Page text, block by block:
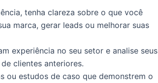
tenha clareza sobre o que você
marca, gerar leads ou melhorar suas
experiência no seu setor e analise seus
clientes anteriores.
ou estudos de caso que demonstrem o